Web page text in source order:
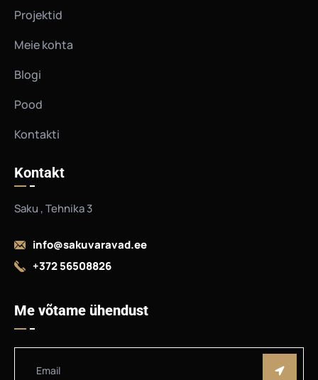
Projektid
Meie kohta
Blogi
Pood
Kontakti
Kontakt
Saku , Tehnika 3
info@sakuvaravad.ee
+372 56508826
Me võtame ühendust